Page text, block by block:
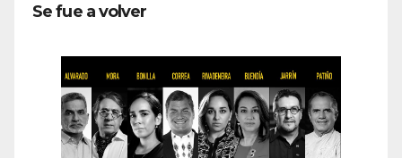
Se fue a volver